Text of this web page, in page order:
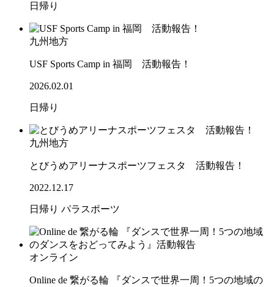
日帰り
九州地方
USF Sports Camp in 福岡 活動報告！
2026.02.01
日帰り
九州地方
とびうめアリーナスポーツフェスタ 活動報告！
2022.12.17
日帰り パラスポーツ
オンライン
Online de 繋がる輪 『ダンスで世界一周！5つの地域の